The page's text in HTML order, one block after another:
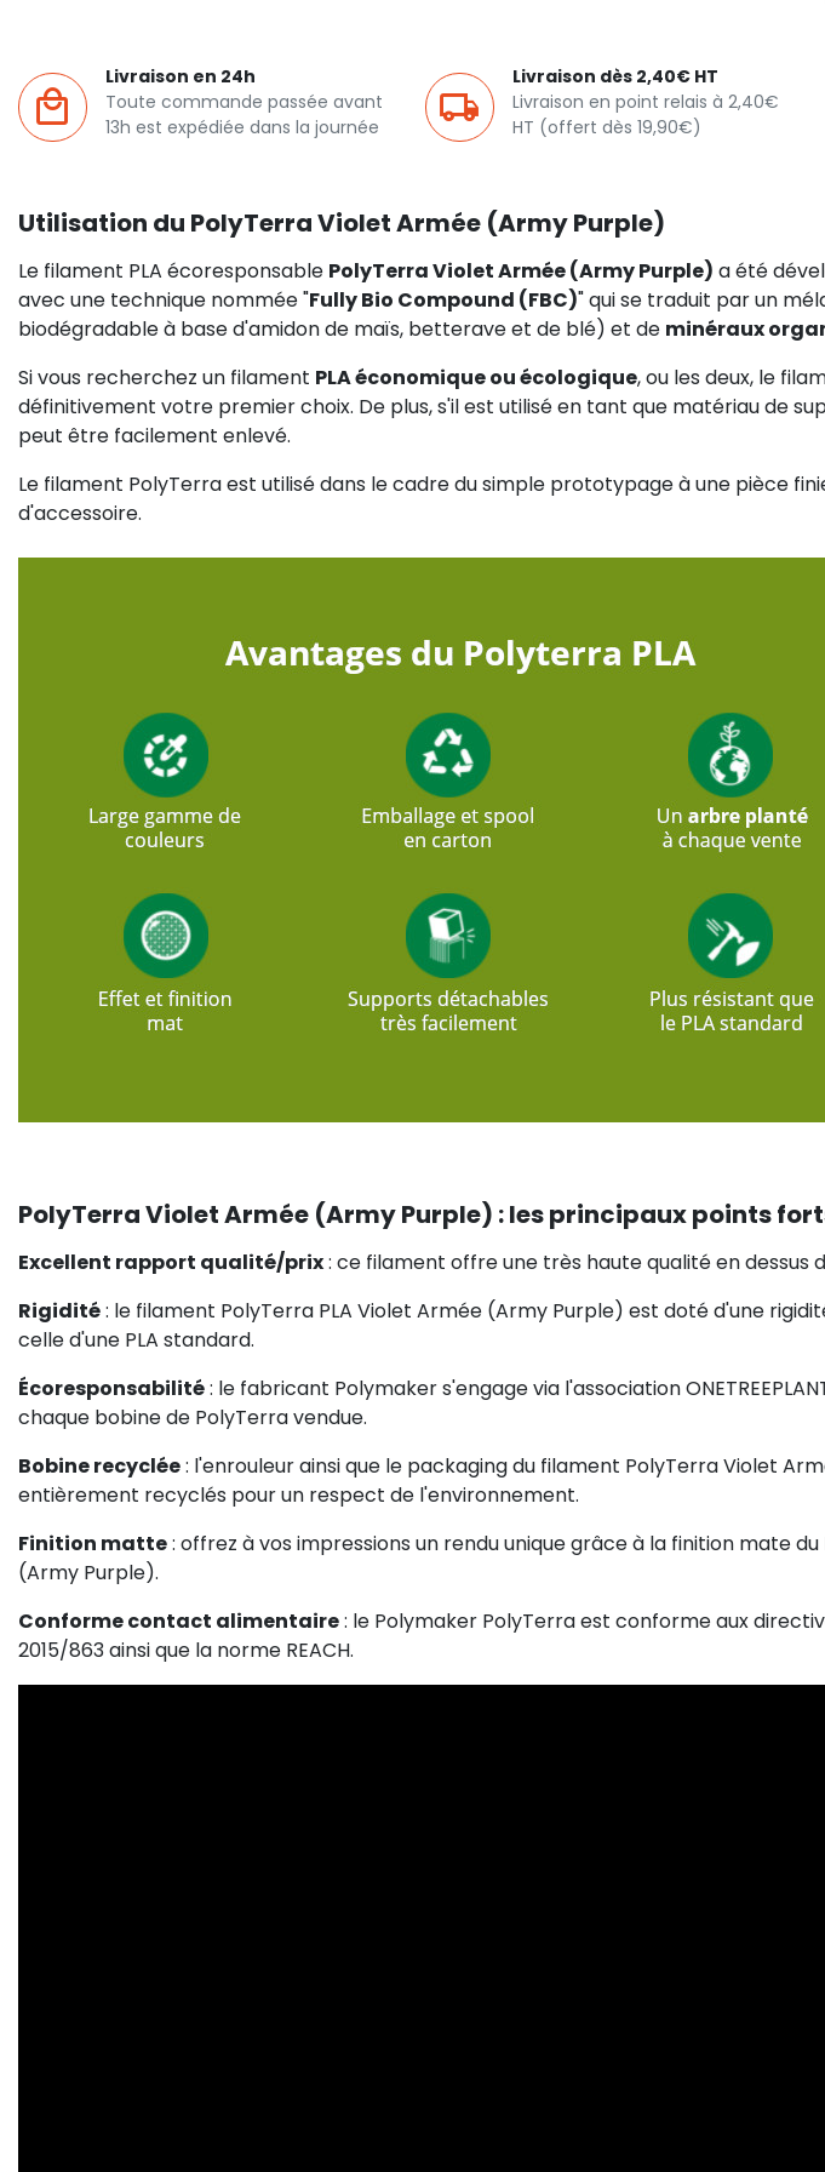
Livraison en 24h
Toute commande passée avant
13h est expédiée dans la journée
Livraison dès 2,40€ HT
Livraison en point relais à 2,40€
HT (offert dès 19,90€)
Utilisation du PolyTerra Violet Armée (Army Purple)
Le filament PLA écoresponsable PolyTerra Violet Armée (Army Purple) a été
avec une technique nommée "Fully Bio Compound (FBC)" qui se traduit par un
biodégradable à base d'amidon de maïs, betterave et de blé) et de minéraux
Si vous recherchez un filament PLA économique ou écologique, ou les deux, le
définitivement votre premier choix. De plus, s'il est utilisé en tant que matériau de
peut être facilement enlevé.
Le filament PolyTerra est utilisé dans le cadre du simple prototypage à une pièce
d'accessoire.
PolyTerra Violet Armée (Army Purple) : les principaux points
Excellent rapport qualité/prix: ce filament offre une très haute qualité en dessus
Rigidité: le filament PolyTerra PLA Violet Armée (Army Purple) est doté d'une
celle d'une PLA standard.
Écoresponsabilité: le fabricant Polymaker s'engage via l'association
chaque bobine de PolyTerra vendue.
Bobine recyclée: l'enrouleur ainsi que le packaging du filament PolyTerra Violet
entièrement recyclés pour un respect de l'environnement.
Finition matte: offrez à vos impressions un rendu unique grâce à la finition mate
(Army Purple).
Conforme contact alimentaire: le Polymaker PolyTerra est conforme aux
2015/863 ainsi que la norme REACH.